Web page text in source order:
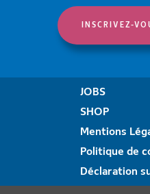
JOBS
SHOP
Mentions
Politique de
Déclaration